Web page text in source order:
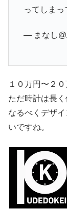
ってしま
— まなし
１０万円〜２
ただ時計は長く
なるべくデザ
いですね。